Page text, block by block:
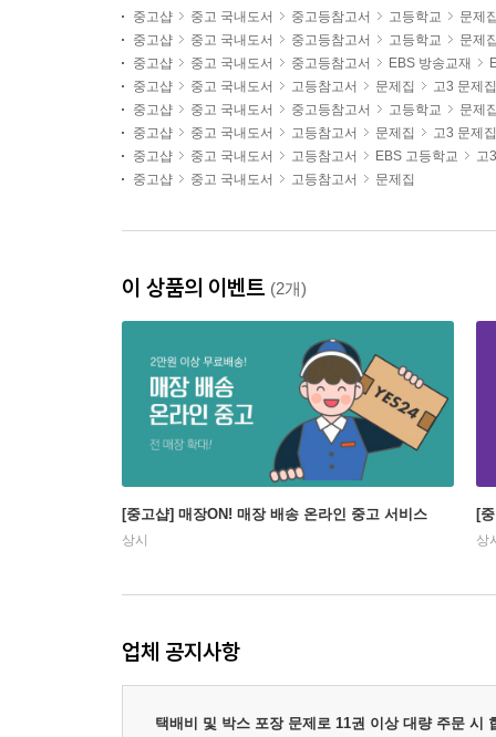
중고샵 중고 국내도서 중고등참고서 고등학교
문제
중고샵
중고 국내도서 중고등참고서 고등학교
문제
중고샵
중고 국내도서 중고등참고서 EBS 방송교재
중고샵
중고 국내도서 고등참고서 문제집
고3 문제집
중고샵
중고 국내도서 중고등참고서 고등학교
문제
중고샵
중고 국내도서 고등참고서 문제집
고3 문제집
중고샵
중고 국내도서 고등참고서 EBS 고등학교
고3
중고샵
중고 국내도서 고등참고서 문제집
이 상품의 이벤트 (2개)
[중고샵] 매장ON! 매장 배송 온라인 중고 서비스
상시
[
상
업체 공지사항
택배비 및 박스 포장 문제로 11권 이상 대량 주문 시